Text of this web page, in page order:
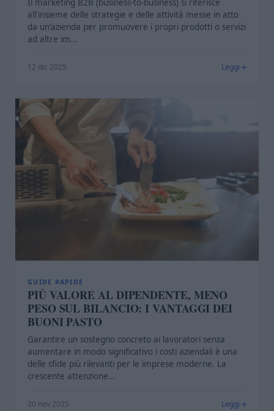
Il marketing B2B (business-to-business) si riferisce
all'insieme delle strategie e delle attività messe in atto
da un'azienda per promuovere i propri prodotti o servizi
ad altre im…
12 dic 2025 Leggi
GUIDE RAPIDE
PIÙ VALORE AL DIPENDENTE, MENO
PESO SUL BILANCIO: I VANTAGGI DEI
BUONI PASTO
Garantire un sostegno concreto ai lavoratori senza
aumentare in modo significativo i costi aziendali è una
delle sfide più rilevanti per le imprese moderne. La
crescente attenzione…
20 nov 2025 Leggi